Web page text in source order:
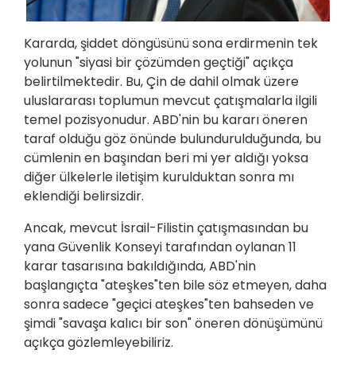
Kararda, şiddet döngüsünü sona erdirmenin tek
yolunun "siyasi bir çözümden geçtiği" açıkça
belirtilmektedir. Bu, Çin de dahil olmak üzere
uluslararası toplumun mevcut çatışmalarla ilgili
temel pozisyonudur. ABD'nin bu kararı öneren
taraf olduğu göz önünde bulundurulduğunda, bu
cümlenin en başından beri mi yer aldığı yoksa
diğer ülkelerle iletişim kurulduktan sonra mı
eklendiği belirsizdir.
Ancak, mevcut İsrail-Filistin çatışmasından bu
yana Güvenlik Konseyi tarafından oylanan 11
karar tasarısına bakıldığında, ABD'nin
başlangıçta "ateşkes"ten bile söz etmeyen, daha
sonra sadece "geçici ateşkes"ten bahseden ve
şimdi "savaşa kalıcı bir son" öneren dönüşümünü
açıkça gözlemleyebiliriz.